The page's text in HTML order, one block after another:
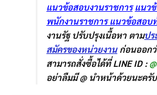
แนวข้อสอบงานราชการ แนว
พนักงานราชการ แนวข้อสอบ
งานรัฐ ปรับปรุงเนื้อหา ตามปร
สมัครของหน่วยงานก่อนออกว่
สามารถสั่งซื้อได้ที่ LINE ID :
อย่าลืมมี @ นำหน้าด้วยนะครับ